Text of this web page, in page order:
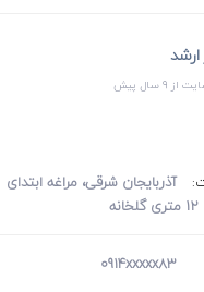
9 سال پیش
آذربایجان شرقی، مراغه ابتدای
0914xxxxx83